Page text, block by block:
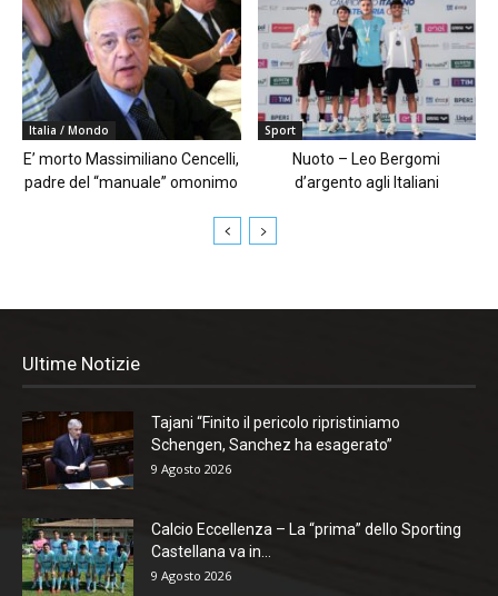
Italia / Mondo
E’ morto Massimiliano Cencelli,
padre del “manuale” omonimo
Sport
Nuoto – Leo Bergomi
d’argento agli Italiani
Ultime Notizie
Tajani “Finito il pericolo ripristiniamo
Schengen, Sanchez ha esagerato”
9 Agosto 2026
Calcio Eccellenza – La “prima” dello Sporting
Castellana va in...
9 Agosto 2026